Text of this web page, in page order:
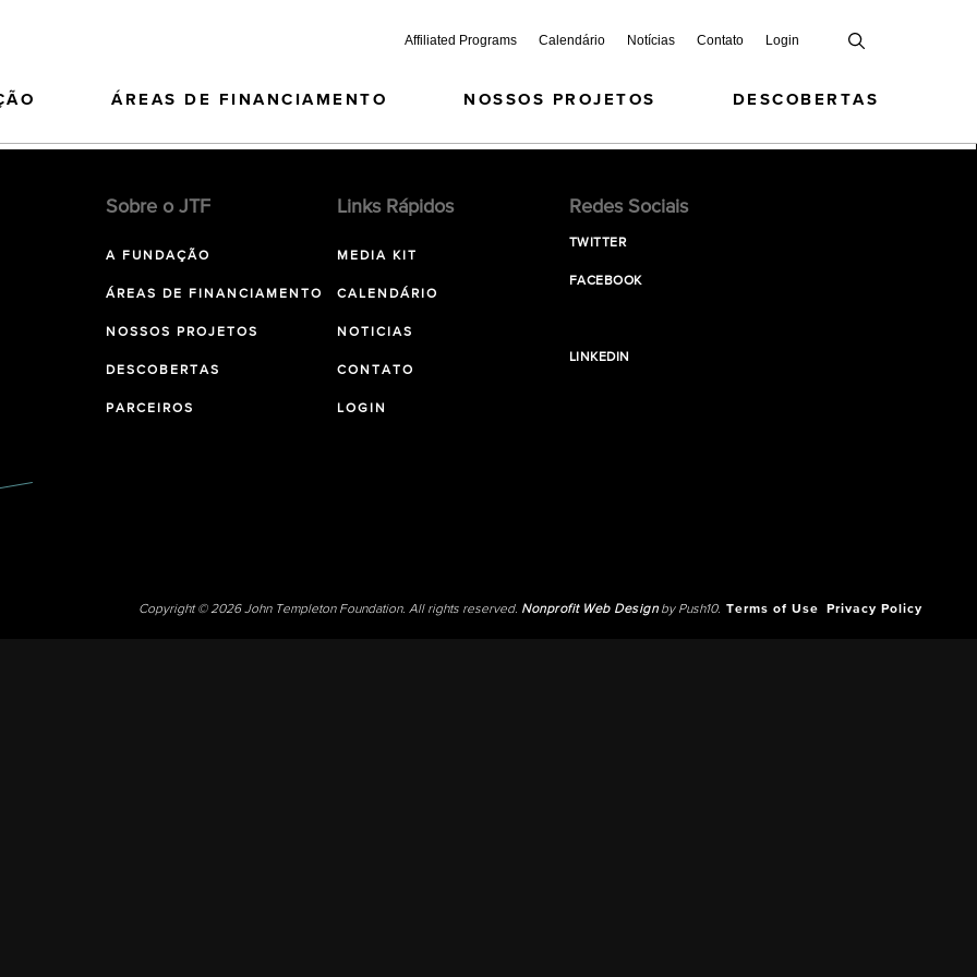
Affiliated Programs Calendário Notícias Contato Login
ÁREAS DE FINANCIAMENTO NOSSOS PROJETOS DESCOBERTAS
Sobre o JTF
A FUNDAÇÃO
ÁREAS DE FINANCIAMENTO
NOSSOS PROJETOS
DESCOBERTAS
PARCEIROS
Links Rápidos
MEDIA KIT
CALENDÁRIO
NOTICIAS
CONTATO
LOGIN
Redes Sociais
TWITTER
FACEBOOK
LINKEDIN
Copyright © 2026 John Templeton Foundation. All rights reserved. Nonprofit Web Designby Push10. Terms of Use Privacy Policy